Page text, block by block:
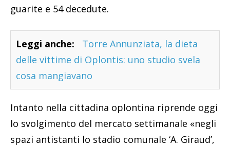
guarite e 54 decedute.
Leggi anche:
Torre Annunziata, la dieta
delle vittime di Oplontis: uno studio svela
cosa mangiavano
Intanto nella cittadina oplontina riprende oggi
lo svolgimento del mercato settimanale «negli
spazi antistanti lo stadio comunale ‘A. Giraud’,